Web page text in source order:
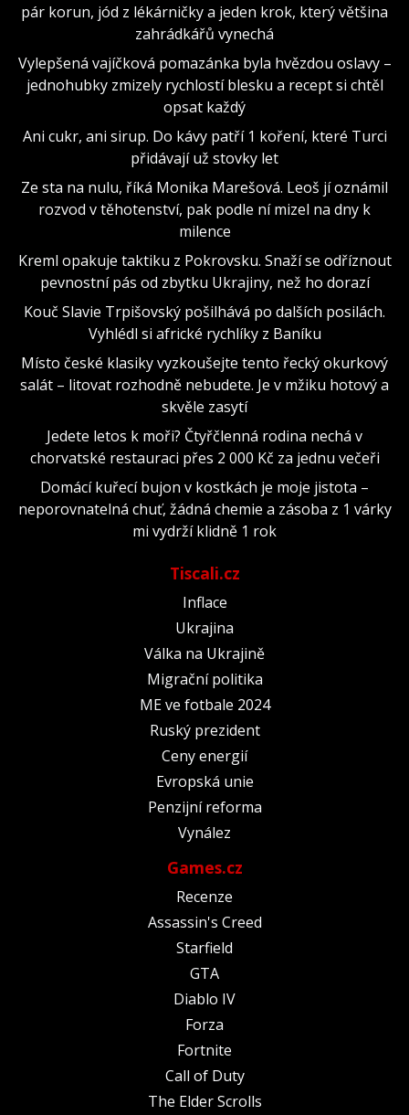
pár korun, jód z lékárničky a jeden krok, který většina
zahrádkářů vynechá
Vylepšená vajíčková pomazánka byla hvězdou oslavy –
jednohubky zmizely rychlostí blesku a recept si chtěl
opsat každý
Ani cukr, ani sirup. Do kávy patří 1 koření, které Turci
přidávají už stovky let
Ze sta na nulu, říká Monika Marešová. Leoš jí oznámil
rozvod v těhotenství, pak podle ní mizel na dny k
milence
Kreml opakuje taktiku z Pokrovsku. Snaží se odříznout
pevnostní pás od zbytku Ukrajiny, než ho dorazí
Kouč Slavie Trpišovský pošilhává po dalších posilách.
Vyhlédl si africké rychlíky z Baníku
Místo české klasiky vyzkoušejte tento řecký okurkový
salát – litovat rozhodně nebudete. Je v mžiku hotový a
skvěle zasytí
Jedete letos k moři? Čtyřčlenná rodina nechá v
chorvatské restauraci přes 2 000 Kč za jednu večeři
Domácí kuřecí bujon v kostkách je moje jistota –
neporovnatelná chuť, žádná chemie a zásoba z 1 várky
mi vydrží klidně 1 rok
Tiscali.cz
Inflace
Ukrajina
Válka na Ukrajině
Migrační politika
ME ve fotbale 2024
Ruský prezident
Ceny energií
Evropská unie
Penzijní reforma
Vynález
Games.cz
Recenze
Assassin's Creed
Starfield
GTA
Diablo IV
Forza
Fortnite
Call of Duty
The Elder Scrolls